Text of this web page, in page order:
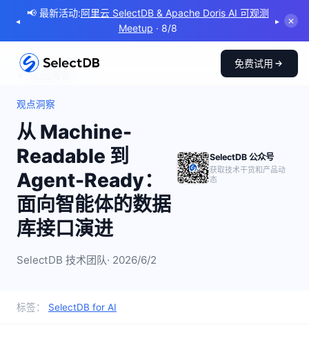
◂
📢 最新活动:阿里云 SelectDB & Apache Doris AI 可观测
Meetup · 8/8
▸ ✕
免费试用
← 返回博客
观点洞察
从 Machine-
Readable 到
Agent-Ready：
面向智能体的数据
库接口演进
SelectDB 技术团队· 2026/6/2
SelectDB 公众号
获取技术干货和产品动
态
标签： SelectDB for AI